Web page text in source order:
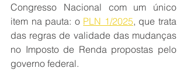
Congresso Nacional com um único
item na pauta: o PLN 1/2025, que trata
das regras de validade das mudanças
no Imposto de Renda propostas pelo
governo federal.